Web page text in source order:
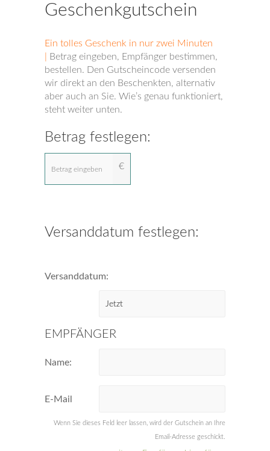
Geschenkgutschein
Ein tolles Geschenk in nur zwei Minuten
Betrag eingeben, Empfänger bestimmen,
bestellen. Den Gutscheincode versenden
wir direkt an den Beschenkten, alternativ
aber auch an Sie. Wie’s genau funktioniert,
steht weiter unten.
Betrag festlegen:
€
Versanddatum festlegen:
Versanddatum:
EMPFÄNGER
Name:
E-Mail
Wenn Sie dieses Feld leer lassen, wird der Gutschein an Ihre
Email-Adresse geschickt.